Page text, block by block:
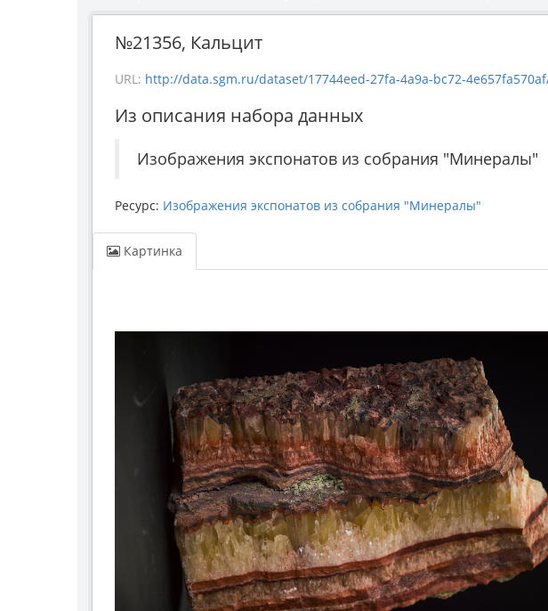
№21356, Кальцит
URL: http://data.sgm.ru/dataset/17744eed-27fa-4a9a-bc72-4e657fa570af/
Из описания набора данных
Изображения экспонатов из собрания "Минералы"
Ресурс: Изображения экспонатов из собрания "Минералы"
Картинка